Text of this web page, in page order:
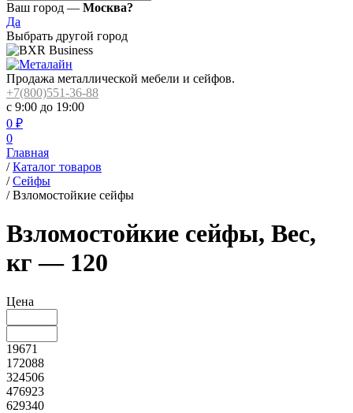
Ваш город — Москва?
Да
Выбрать другой город
Продажа металлической мебели и сейфов.
+7(800)551-36-88
с 9:00 до 19:00
0 ₽
0
Главная
/ Каталог товаров
/ Сейфы
/ Взломостойкие сейфы
Взломостойкие сейфы, Вес,
кг — 120
Цена
19671
172088
324506
476923
629340